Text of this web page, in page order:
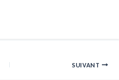
SUIVANT